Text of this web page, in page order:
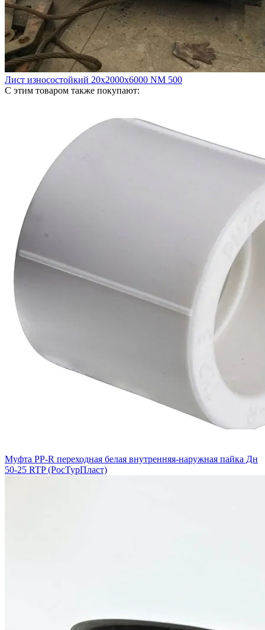
Лист износостойкий 20х2000х6000 NM 500
С этим товаром также покупают:
Муфта PP-R переходная белая внутренняя-наружная пайка Дн
50-25 RTP (РосТурПласт)